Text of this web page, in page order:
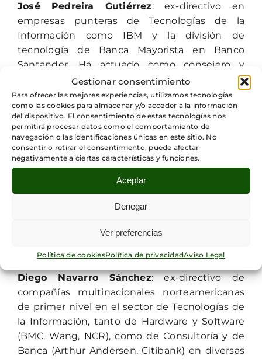
Gestionar consentimiento
Para ofrecer las mejores experiencias, utilizamos tecnologías
como las cookies para almacenar y/o acceder a la información
del dispositivo. El consentimiento de estas tecnologías nos
permitirá procesar datos como el comportamiento de
navegación o las identificaciones únicas en este sitio. No
consentir o retirar el consentimiento, puede afectar
negativamente a ciertas características y funciones.
Aceptar
Denegar
Ver preferencias
Política de cookiesPolítica de privacidadAviso Legal
José Pedreira Gutiérrez: ex-directivo en
empresas punteras de Tecnologías de la
Información como IBM y la división de
tecnología de Banca Mayorista en Banco
Santander. Ha actuado como consejero y
administrador de empresas subsidiarias de
ambos grupos empresariales y ha participado
en procesos de adquisición e integración de
otras empresas.
Pedro Muñoz Luna: ex-directivo de empresas
de primer nivel del sector de las Tecnologías
de la Información, tanto multinacionales
(Burroughs, Digital, Compaq) como nacionales
(DINSA, Amper), y en áreas funcionales de
siempre con responsabilidad de cuenta de
resultados y control financiero.
Diego Navarro Sánchez: ex-directivo de
compañías multinacionales norteamericanas
de primer nivel en el sector de Tecnologías de
la Información, tanto de Hardware y Software
(BMC, Wang, NCR), como de Consultoría y de
Banca (Arthur Andersen, Citibank) en diversas